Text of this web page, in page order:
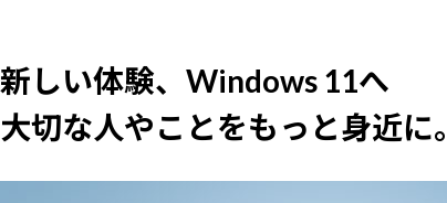
新しい体験、Windows 11へ
大切な人やことをもっと身近に。